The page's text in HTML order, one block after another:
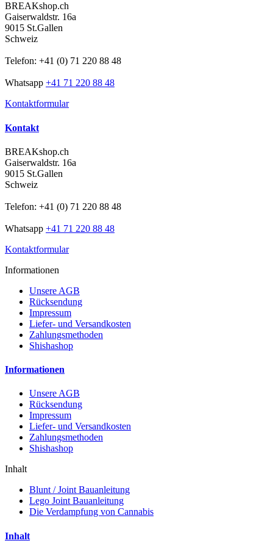
BREAKshop.ch
Gaiserwaldstr. 16a
9015 St.Gallen
Schweiz
Telefon: +41 (0) 71 220 88 48
Whatsapp +41 71 220 88 48
Kontaktformular
Kontakt
BREAKshop.ch
Gaiserwaldstr. 16a
9015 St.Gallen
Schweiz
Telefon: +41 (0) 71 220 88 48
Whatsapp +41 71 220 88 48
Kontaktformular
Informationen
Unsere AGB
Rücksendung
Impressum
Liefer- und Versandkosten
Zahlungsmethoden
Shishashop
Informationen
Unsere AGB
Rücksendung
Impressum
Liefer- und Versandkosten
Zahlungsmethoden
Shishashop
Inhalt
Blunt / Joint Bauanleitung
Lego Joint Bauanleitung
Die Verdampfung von Cannabis
Inhalt